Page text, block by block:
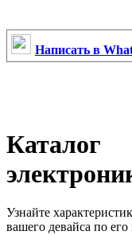
Написать в
Каталог
Узнайте
вашего девайса по